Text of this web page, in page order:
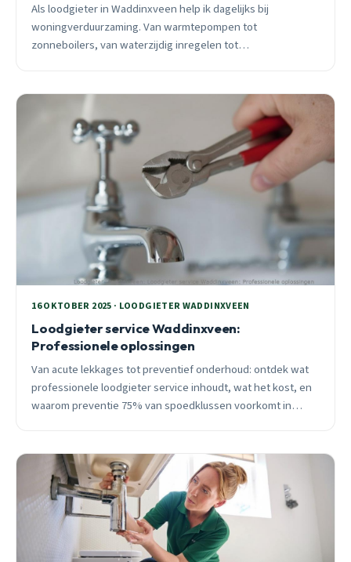
Als loodgieter in Waddinxveen help ik dagelijks bij
woningverduurzaming. Van warmtepompen tot
zonneboilers, van waterzijdig inregelen tot
16 OKTOBER 2025 · LOODGIETER WADDINXVEEN
Loodgieter service Waddinxveen:
Professionele oplossingen
Van acute lekkages tot preventief onderhoud: ontdek wat
professionele loodgieter service inhoudt, wat het kost, en
waarom preventie 75% van spoedklussen voorkomt in